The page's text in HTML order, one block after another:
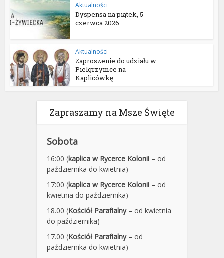
Aktualności
Dyspensa na piątek, 5
czerwca 2026
Aktualności
Zaproszenie do udziału w
Pielgrzymce na
Kaplicówkę
Zapraszamy na Msze Święte
Sobota
16:00 (kaplica w Rycerce Kolonii – od
października do kwietnia)
17:00 (kaplica w Rycerce Kolonii – od
kwietnia do października)
18.00 (Kościół Parafialny– od kwietnia
do października)
17.00 (Kościół Parafialny– od
października do kwietnia)